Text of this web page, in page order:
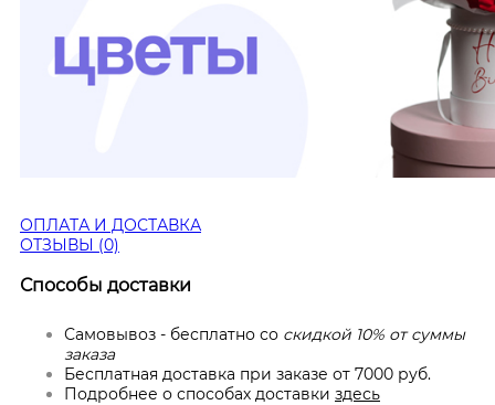
ОПЛАТА И ДОСТАВКА
ОТЗЫВЫ (0)
Способы доставки
Самовывоз - бесплатно со скидкой 10% от суммы
заказа
Бесплатная доставка при заказе от 7000 руб.
Подробнее о способах доставки здесь